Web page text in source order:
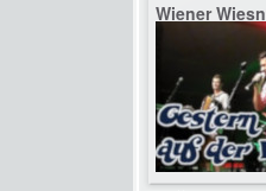
Wiener Wiesn